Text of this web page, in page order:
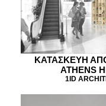
KATAΣΚΕΥΗ
ATHENS
1ID